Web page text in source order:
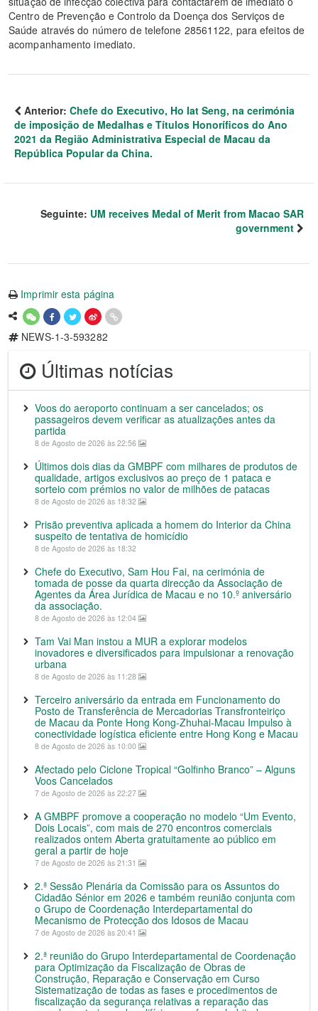
Centro de Prevenção e Controlo da Doença dos Serviços de
Saúde através do número de telefone 28561122, para efeitos de
acompanhamento imediato.
Anterior: Chefe do Executivo, Ho Iat Seng, na cerimónia
de imposição de Medalhas e Títulos Honoríficos do Ano
2021 da Região Administrativa Especial de Macau da
República Popular da China.
Seguinte: UM receives Medal of Merit from Macao SAR
government
Imprimir esta página
NEWS-1-3-593282
Últimas notícias
Voos do aeroporto continuam a ser cancelados; os
passageiros devem verificar as atualizações antes da
partida
8 de Agosto de 2026 às 22:56
Últimos dois dias da GMBPF com milhares de produtos de
qualidade, artigos exclusivos ao preço de 1 pataca e
sorteio com prémios no valor de milhões de patacas
8 de Agosto de 2026 às 18:32
Prisão preventiva aplicada a homem do Interior da China
suspeito de tentativa de homicídio
8 de Agosto de 2026 às 18:32
Chefe do Executivo, Sam Hou Fai, na cerimónia de
tomada de posse da quarta direcção da Associação de
Agentes da Área Jurídica de Macau e no 10.º aniversário
da associação.
8 de Agosto de 2026 às 12:04
Tam Vai Man instou a MUR a explorar modelos
inovadores e diversificados para impulsionar a renovação
urbana
8 de Agosto de 2026 às 11:28
Terceiro aniversário da entrada em Funcionamento do
Posto de Transferência de Mercadorias Transfronteiriço
de Macau da Ponte Hong Kong-Zhuhai-Macau Impulso à
conectividade logística eficiente entre Hong Kong e Macau
8 de Agosto de 2026 às 10:00
Afectado pelo Ciclone Tropical “Golfinho Branco” – Alguns
Voos Cancelados
7 de Agosto de 2026 às 22:27
A GMBPF promove a cooperação no modelo “Um Evento,
Dois Locais”, com mais de 270 encontros comerciais
realizados ontem Aberta gratuitamente ao público em
geral a partir de hoje
7 de Agosto de 2026 às 21:31
2.ª Sessão Plenária da Comissão para os Assuntos do
Cidadão Sénior em 2026 e também reunião conjunta com
o Grupo de Coordenação Interdepartamental do
Mecanismo de Protecção dos Idosos de Macau
7 de Agosto de 2026 às 20:41
2.ª reunião do Grupo Interdepartamental de Coordenação
para Optimização da Fiscalização de Obras de
Construção, Reparação e Conservação em Curso
Sistematização de todas as fases e procedimentos de
fiscalização da segurança relativas a reparação das